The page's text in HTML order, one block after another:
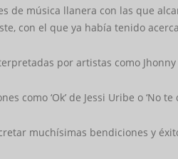
de música llanera con las que
con el que ya había tenido
por artistas como
como ‘Ok’ de Jessi Uribe o ‘No
muchísimas bendiciones y